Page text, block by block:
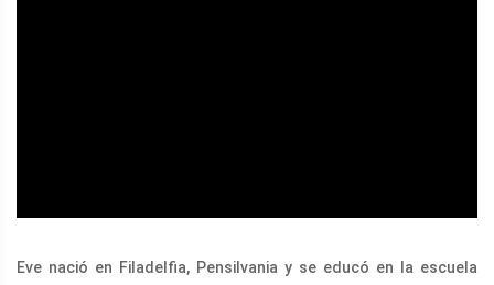
Eve nació en Filadelfia, Pensilvania y se educó en la escuela